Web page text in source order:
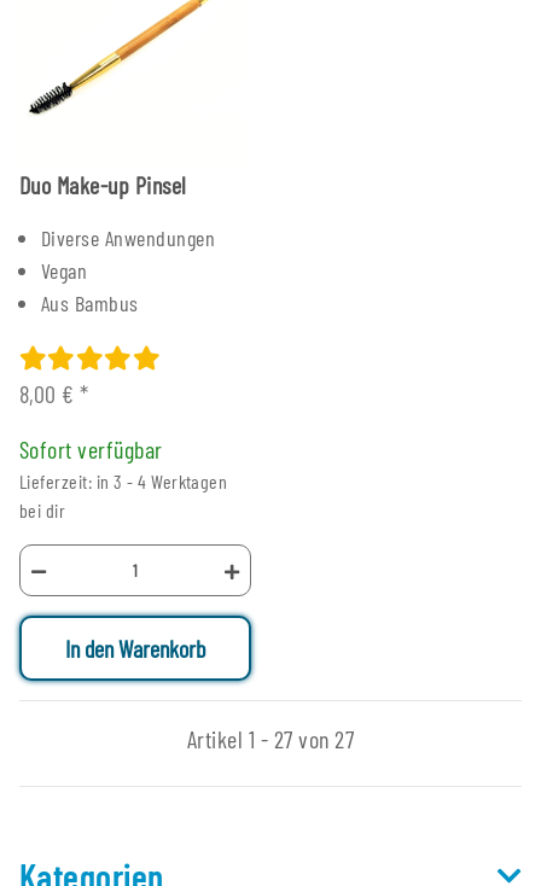
Duo Make-up Pinsel
Diverse Anwendungen
Vegan
Aus Bambus
8,00 €*
Sofort verfügbar
Lieferzeit: in 3 - 4 Werktagen
bei dir
In den Warenkorb
Artikel 1 - 27 von 27
Kategorien